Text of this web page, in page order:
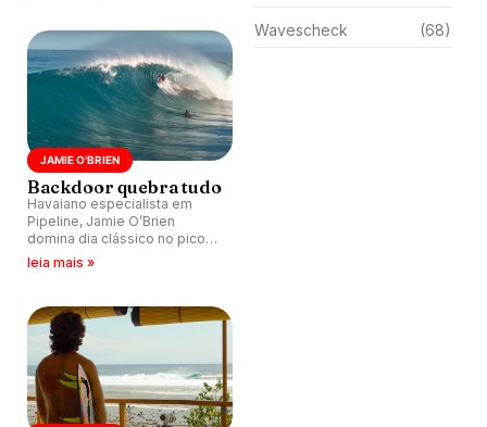
JAMIE O'BRIEN
Backdoor quebra tudo
Havaiano especialista em
Pipeline, Jamie O’Brien
domina dia clássico no pico
com tubos perfeitos e mar
leia mais »
Wavescheck (68)